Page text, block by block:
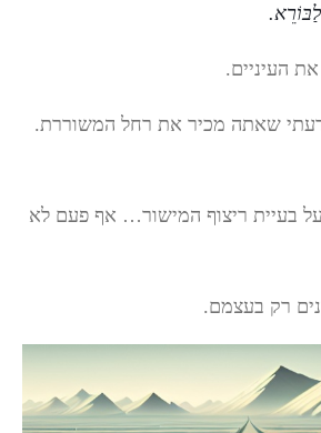
.
העיניים.
ידעתי שאתה מכיר את רחל המשוררת.
ריצוף המישור… אף פעם לא
רק בעצמם.